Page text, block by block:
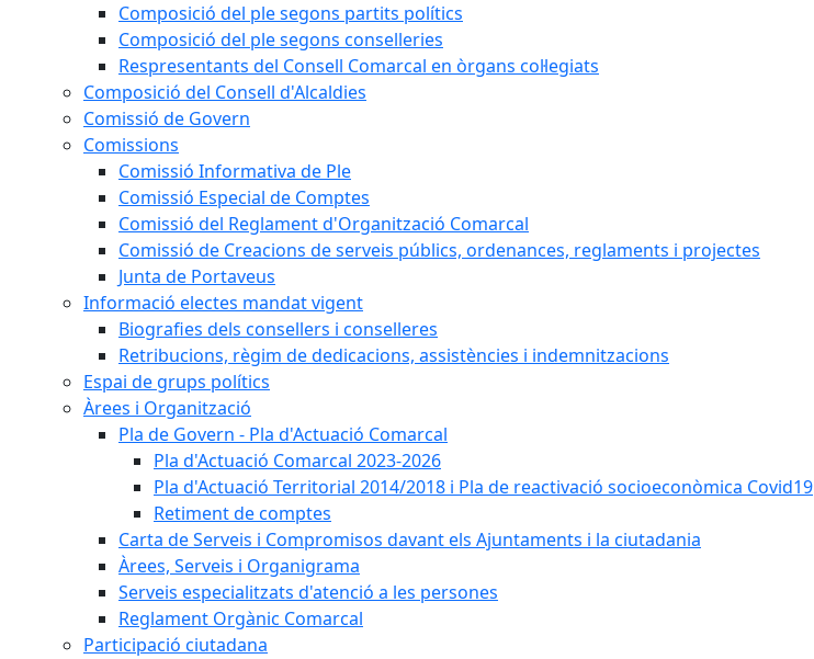
Composició del ple segons partits polítics
Composició del ple segons conselleries
Respresentants del Consell Comarcal en òrgans col·legiats
Composició del Consell d'Alcaldies
Comissió de Govern
Comissions
Comissió Informativa de Ple
Comissió Especial de Comptes
Comissió del Reglament d'Organització Comarcal
Comissió de Creacions de serveis públics, ordenances, reglaments i projectes
Junta de Portaveus
Informació electes mandat vigent
Biografies dels consellers i conselleres
Retribucions, règim de dedicacions, assistències i indemnitzacions
Espai de grups polítics
Àrees i Organització
Pla de Govern - Pla d'Actuació Comarcal
Pla d'Actuació Comarcal 2023-2026
Pla d'Actuació Territorial 2014/2018 i Pla de reactivació socioeconòmica Covid19
Retiment de comptes
Carta de Serveis i Compromisos davant els Ajuntaments i la ciutadania
Àrees, Serveis i Organigrama
Serveis especialitzats d'atenció a les persones
Reglament Orgànic Comarcal
Participació ciutadana